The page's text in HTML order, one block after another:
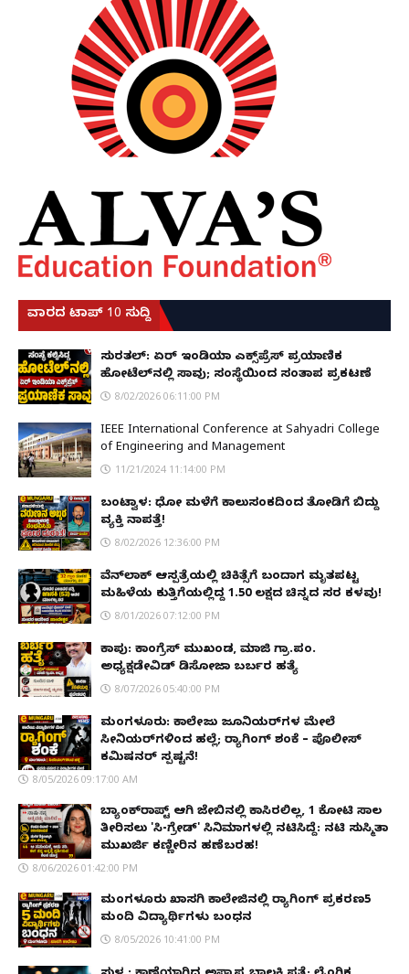
ವಾರದ ಟಾಪ್ 10 ಸುದ್ದಿ
ಸುರತ್ಕಲ್: ಏರ್ ಇಂಡಿಯಾ ಎಕ್ಸ್‌ಪ್ರೆಸ್ ಪ್ರಯಾಣಿಕ
ಹೋಟೆಲ್‌ನಲ್ಲಿ ಸಾವು; ಸಂಸ್ಥೆಯಿಂದ ಸಂತಾಪ ಪ್ರಕಟಣೆ
8/02/2026 06:11:00 PM
IEEE International Conference at Sahyadri College
of Engineering and Management
11/21/2024 11:14:00 PM
ಬಂಟ್ವಾಳ: ಧೋ ಮಳೆಗೆ ಕಾಲುಸಂಕದಿಂದ ತೋಡಿಗೆ ಬಿದ್ದು
ವ್ಯಕ್ತಿ ನಾಪತ್ತೆ!
8/02/2026 12:36:00 PM
ವೆನ್‌ಲಾಕ್ ಆಸ್ಪತ್ರೆಯಲ್ಲಿ ಚಿಕಿತ್ಸೆಗೆ ಬಂದಾಗ ಮೃತಪಟ್ಟ
ಮಹಿಳೆಯ ಕುತ್ತಿಗೆಯಲ್ಲಿದ್ದ ₹1.50 ಲಕ್ಷದ ಚಿನ್ನದ ಸರ ಕಳವು!
8/01/2026 07:12:00 PM
ಕಾಪು: ಕಾಂಗ್ರೆಸ್ ಮುಖಂಡ, ಮಾಜಿ ಗ್ರಾ.ಪಂ.
ಅಧ್ಯಕ್ಷಡೇವಿಡ್ ಡಿಸೋಜಾ ಬರ್ಬರ ಹತ್ಯೆ
8/07/2026 05:40:00 PM
ಮಂಗಳೂರು: ಕಾಲೇಜು ಜೂನಿಯರ್‌ಗಳ ಮೇಲೆ
ಸೀನಿಯರ್‌ಗಳಿಂದ ಹಲ್ಲೆ; ರ‌್ಯಾಗಿಂಗ್ ಶಂಕೆ – ಪೊಲೀಸ್
ಕಮಿಷನರ್ ಸ್ಪಷ್ಟನೆ!
8/05/2026 09:17:00 AM
ಬ್ಯಾಂಕ್‌ರಾಪ್ಟ್‌ ಆಗಿ ಜೇಬಿನಲ್ಲಿ ಕಾಸಿರಲಿಲ್ಲ, ₹1 ಕೋಟಿ ಸಾಲ
ತೀರಿಸಲು 'ಸಿ-ಗ್ರೇಡ್' ಸಿನಿಮಾಗಳಲ್ಲಿ ನಟಿಸಿದ್ದೆ: ನಟಿ ಸುಸ್ಮಿತಾ
ಮುಖರ್ಜಿ ಕಣ್ಣೀರಿನ ಹಣೆಬರಹ!
8/06/2026 01:42:00 PM
ಮಂಗಳೂರು ಖಾಸಗಿ ಕಾಲೇಜಿನಲ್ಲಿ ರ‌್ಯಾಗಿಂಗ್ ಪ್ರಕರಣ5
ಮಂದಿ ವಿದ್ಯಾರ್ಥಿಗಳು ಬಂಧನ
8/05/2026 10:41:00 PM